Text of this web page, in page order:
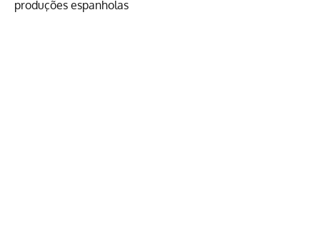
produções espanholas